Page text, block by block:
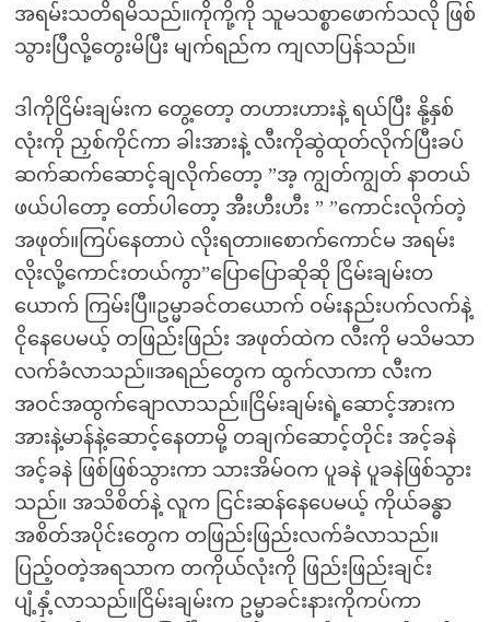
အရမ်းသတိရမိသည်။ကိုကို့ကို သူမသစ္စာဖောက်သလို ဖြစ်
သွားပြီလို့တွေးမိပြီး မျက်ရည်က ကျလာပြန်သည်။
ဒါကိုငြိမ်းချမ်းက တွေ့တော့ တဟားဟားနဲ့ ရယ်ပြီး နို့နှစ်
လုံးကို ညှစ်ကိုင်ကာ ခါးအားနဲ့ လီးကိုဆွဲထုတ်လိုက်ပြီးခပ်
ဆက်ဆက်ဆောင့်ချလိုက်တော့ ”အ့ ကျွတ်ကျွတ် နာတယ်
ဖယ်ပါတော့ တော်ပါတော့ အီးဟီးဟီး ” ”ကောင်းလိုက်တဲ့
အဖုတ်။ကြပ်နေတာပဲ လိုးရတာ။စောက်ကောင်မ အရမ်း
လိုးလို့ကောင်းတယ်ကွာ”ပြောပြောဆိုဆို ငြိမ်းချမ်းတ
ယောက် ကြမ်းပြီ။ဥမ္မာခင်တယောက် ဝမ်းနည်းပက်လက်နဲ့
ငိုနေပေမယ့် တဖြည်းဖြည်း အဖုတ်ထဲက လီးကို မသိမသာ
လက်ခံလာသည်။အရည်တွေက ထွက်လာကာ လီးက
အဝင်အထွက်ချောလာသည်။ငြိမ်းချမ်းရဲ့ဆောင့်အားက
အားနဲ့မာန်နဲ့ဆောင့်နေတာမို့ တချက်ဆောင့်တိုင်း အင့်ခနဲ
အင့်ခနဲ ဖြစ်ဖြစ်သွားကာ သားအိမ်ဝက ပူခနဲ ပူခနဲဖြစ်သွား
သည်။ အသိစိတ်နဲ့ လူက ငြင်းဆန်နေပေမယ့် ကိုယ်ခန္ဓာ
အစိတ်အပိုင်းတွေက တဖြည်းဖြည်းလက်ခံလာသည်။
ပြည့်ဝတဲ့အရသာက တကိုယ်လုံးကို ဖြည်းဖြည်းချင်း
ပျံ့နှံ့လာသည်။ငြိမ်းချမ်းက ဥမ္မာခင်းနားကိုကပ်ကာ